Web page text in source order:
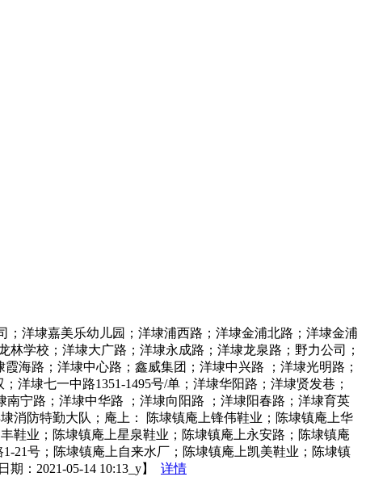
；洋埭嘉美乐幼儿园；洋埭浦西路；洋埭金浦北路；洋埭金浦
学校；洋埭大广路；洋埭永成路；洋埭龙泉路；野力公司；
海路；洋埭中心路；鑫威集团；洋埭中兴路 ；洋埭光明路；
洋埭七一中路1351-1495号/单；洋埭华阳路；洋埭贤发巷；
宁路；洋埭中华路 ；洋埭向阳路 ；洋埭阳春路；洋埭育英
消防特勤大队；庵上： 陈埭镇庵上锋伟鞋业；陈埭镇庵上华
鞋业；陈埭镇庵上星泉鞋业；陈埭镇庵上永安路；陈埭镇庵
21号；陈埭镇庵上自来水厂；陈埭镇庵上凯美鞋业；陈埭镇
：2021-05-14 10:13_y】 详情